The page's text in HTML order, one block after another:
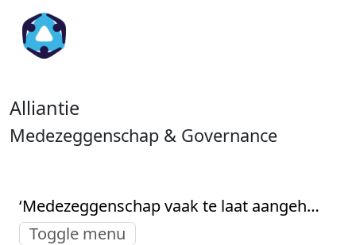
Alliantie
Medezeggenschap & Governance
‘Medezeggenschap vaak te laat aangehaakt bij strategie’
Toggle menu